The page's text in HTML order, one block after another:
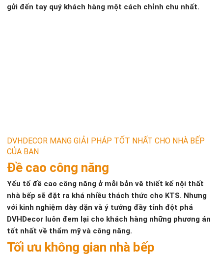
gửi đến tay quý khách hàng một cách chỉnh chu nhất.
DVHDECOR MANG GIẢI PHÁP TỐT NHẤT CHO NHÀ BẾP
CỦA BẠN
Đề cao công năng
Yếu tố đề cao công năng ở mỗi bản vẽ thiết kế nội thất
nhà bếp sẽ đặt ra khá nhiều thách thức cho KTS. Nhưng
với kinh nghiệm dày dặn và ý tưởng đầy tính đột phá
DVHDecor luôn đem lại cho khách hàng những phương án
tốt nhất về thẩm mỹ và công năng.
Tối ưu không gian nhà bếp